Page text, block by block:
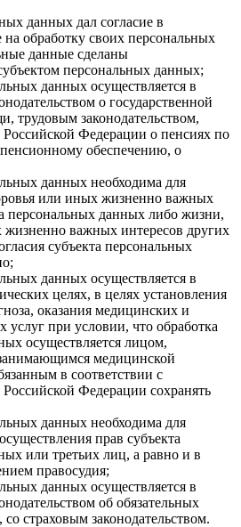
данных дал согласие в
обработку своих персональных
данные сделаны
персональных данных;
данных осуществляется в
о государственной
трудовым законодательством,
Российской Федерации о пенсиях по
обеспечению, о
данных необходима для
или иных жизненно важных
персональных данных либо жизни,
жизненно важных интересов других
субъекта персональных
данных осуществляется в
целях, в целях установления
оказания медицинских и
услуг при условии, что обработка
осуществляется лицом,
медицинской
в соответствии с
Российской Федерации сохранять
данных необходима для
прав субъекта
или третьих лиц, а равно и в
правосудия;
данных осуществляется в
об обязательных
со страховым законодательством.